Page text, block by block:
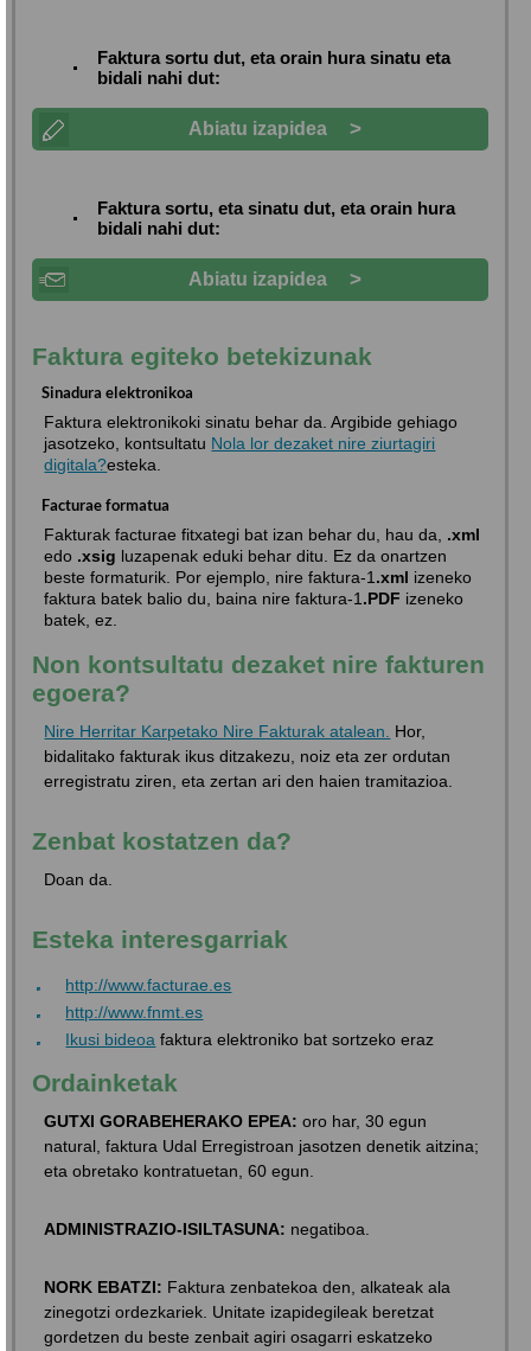
Faktura sortu dut, etaorain hura sinatu eta
bidali nahi dut:
Abiatu izapidea >
Faktura sortu, eta sinatu dut, etaorain hura
bidali nahi dut:
Abiatu izapidea >
Faktura egiteko betekizunak
Sinadura elektronikoa
Faktura elektronikoki sinatu behar da. Argibide gehiago
jasotzeko, kontsultatu Nola lor dezaket nire ziurtagiri
digitala?esteka.
Facturae formatua
Fakturak facturae fitxategi bat izan behar du, hau da, .xml
edo .xsig luzapenak eduki behar ditu. Ez da onartzen
beste formaturik. Por ejemplo, nire faktura-1 .xml izeneko
faktura batek balio du, baina nire faktura-1 .PDF izeneko
batek, ez.
Non kontsultatu dezaket nire fakturen
egoera?
Nire Herritar Karpetako Nire Fakturak atalean.
Hor,
bidalitako fakturak ikus ditzakezu, noiz eta zer ordutan
erregistratu ziren, eta zertan ari den haien tramitazioa.
Zenbat kostatzen da?
Doan da.
Esteka interesgarriak
http://www.facturae.es
http://www.fnmt.es
Ikusi bideoa faktura elektroniko bat sortzeko eraz
Ordainketak
GUTXI GORABEHERAKO EPEA: oro har, 30 egun
natural, faktura Udal Erregistroan jasotzen denetik aitzina;
eta obretako kontratuetan, 60 egun.
ADMINISTRAZIO-ISILTASUNA: negatiboa.
NORK EBATZI: Faktura zenbatekoa den, alkateak ala
zinegotzi ordezkariek. Unitate izapidegileak beretzat
gordetzen du beste zenbait agiri osagarri eskatzeko